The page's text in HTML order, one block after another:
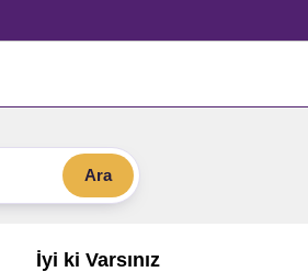
Ara
İyi ki Varsınız